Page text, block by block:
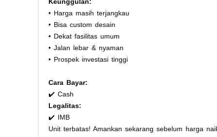
• Harga masih terjangkau
• Bisa custom desain
• Dekat fasilitas umum
• Jalan lebar & nyaman
• Prospek investasi tinggi
Cara Bayar:
✔️ Cash
Legalitas:
✔️ IMB
Unit terbatas! Amankan sekarang sebelum harga